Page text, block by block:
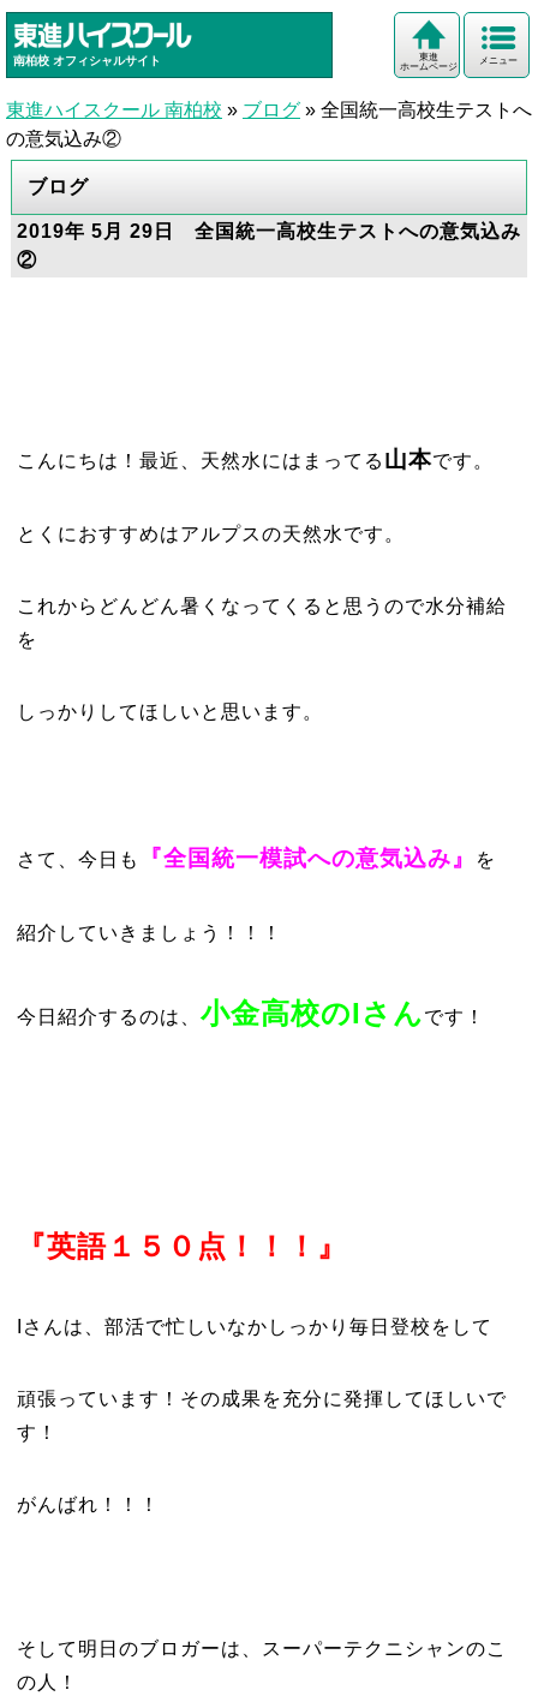
南柏校 オフィシャルサイト メニュー
東進
ホームページ
東進ハイスクール 南柏校 » ブログ » 全国統一高校生テストへ
の意気込み②
ブログ
2019年 5月 29日 全国統一高校生テストへの意気込み
②
こんにちは！最近、天然水にはまってる 山本です。
とくにおすすめはアルプスの天然水です。
これからどんどん暑くなってくると思うので水分補給
を
しっかりしてほしいと思います。
さて、今日も 『全国統一模試への意気込み』 を
紹介していきましょう！！！
今日紹介するのは、 小金高校のIさんです！
『英語１５０点！！！』
Iさんは、部活で忙しいなかしっかり毎日登校をして
頑張っています！その成果を充分に発揮してほしいで
す！
がんばれ！！！
そして明日のブロガーは、スーパーテクニシャンのこ
の人！